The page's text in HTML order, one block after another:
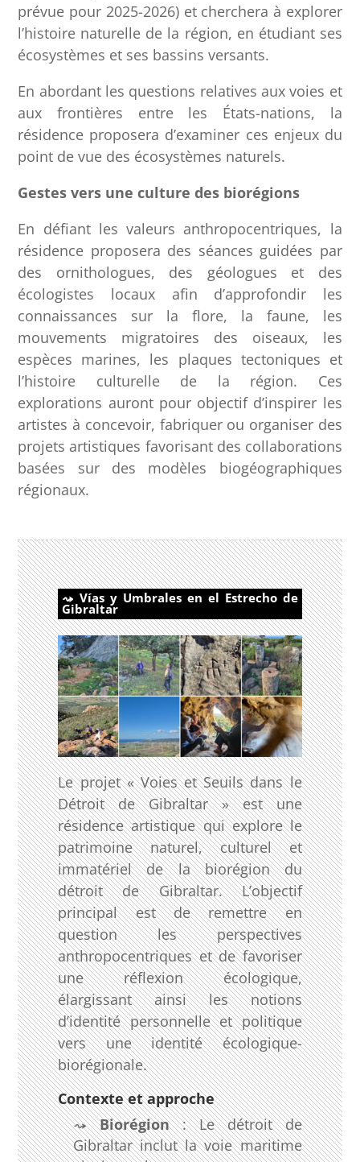
prévue pour 2025-2026) et cherchera à explorer
l’histoire naturelle de la région, en étudiant ses
écosystèmes et ses bassins versants.
En abordant les questions relatives aux voies et
aux frontières entre les États-nations, la
résidence proposera d’examiner ces enjeux du
point de vue des écosystèmes naturels.
Gestes vers une culture des biorégions
En défiant les valeurs anthropocentriques, la
résidence proposera des séances guidées par
des ornithologues, des géologues et des
écologistes locaux afin d’approfondir les
connaissances sur la flore, la faune, les
mouvements migratoires des oiseaux, les
espèces marines, les plaques tectoniques et
l’histoire culturelle de la région. Ces
explorations auront pour objectif d’inspirer les
artistes à concevoir, fabriquer ou organiser des
projets artistiques favorisant des collaborations
basées sur des modèles biogéographiques
régionaux.
Vías y Umbrales en el Estrecho de
Gibraltar
Le projet « Voies et Seuils dans le
Détroit de Gibraltar » est une
résidence artistique qui explore le
patrimoine naturel, culturel et
immatériel de la biorégion du
détroit de Gibraltar. L’objectif
principal est de remettre en
question les perspectives
anthropocentriques et de favoriser
une réflexion écologique,
élargissant ainsi les notions
d’identité personnelle et politique
vers une identité écologique-
biorégionale.
Contexte et approche
Biorégion: Le détroit de
Gibraltar inclut la voie maritime